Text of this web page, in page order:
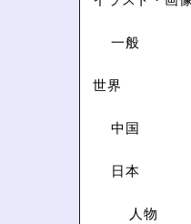
一般
世界
中国
日本
人物